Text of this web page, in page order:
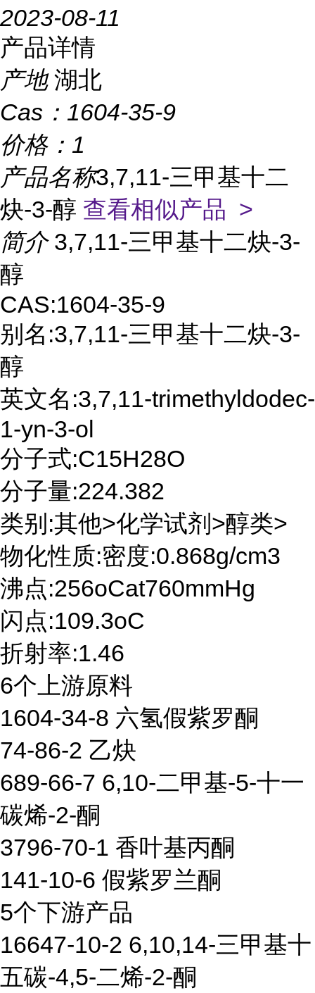
2023-08-11
产品详情
产地 湖北
Cas： 1604-35-9
价格： 1
产品名称3,7,11-三甲基十二
炔-3-醇 查看相似产品 >
简介 3,7,11-三甲基十二炔-3-
醇
CAS:1604-35-9
别名:3,7,11-三甲基十二炔-3-
醇
英文名:3,7,11-trimethyldodec-
1-yn-3-ol
分子式:C15H28O
分子量:224.382
类别:其他>化学试剂>醇类>
物化性质:密度:0.868g/cm3
沸点:256oCat760mmHg
闪点:109.3oC
折射率:1.46
6个上游原料
1604-34-8 六氢假紫罗酮
74-86-2 乙炔
689-66-7 6,10-二甲基-5-十一
碳烯-2-酮
3796-70-1 香叶基丙酮
141-10-6 假紫罗兰酮
5个下游产品
16647-10-2 6,10,14-三甲基十
五碳-4,5-二烯-2-酮